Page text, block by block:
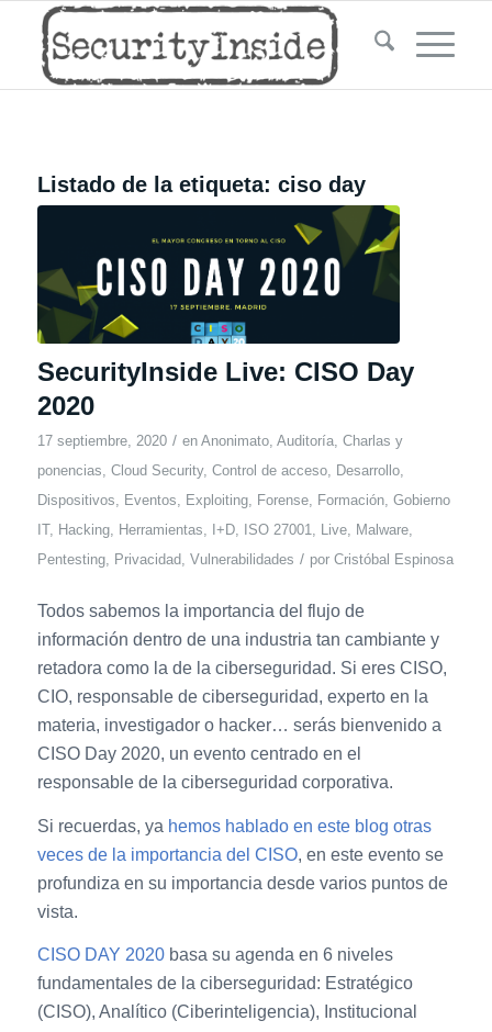
Listado de la etiqueta: ciso day
SecurityInside Live: CISO Day
2020
17 septiembre, 2020 / en Anonimato, Auditoría, Charlas y
ponencias Cloud Security, Control de acceso, Desarrollo,
Dispositivos
Eventos Exploiting, Forense, Formación, Gobierno
IT, Hacking, Herramientas I+D, ISO 27001 Live, Malware,
Pentesting, Privacidad, Vulnerabilidades / por Cristóbal Espinosa
Todos sabemos la importancia del flujo de
información dentro de una industria tan cambiante y
retadora como la de la ciberseguridad. Si eres CISO,
CIO, responsable de ciberseguridad, experto en la
materia, investigador o hacker… serás bienvenido a
CISO Day 2020, un evento centrado en el
responsable de la ciberseguridad corporativa.
Si recuerdas, ya hemos hablado en este blog otras
veces de la importancia del CISO, en este evento se
profundiza en su importancia desde varios puntos de
vista.
CISO DAY 2020basa su agenda en 6 niveles
fundamentales de la ciberseguridad: Estratégico
(CISO), Analítico (Ciberinteligencia), Institucional